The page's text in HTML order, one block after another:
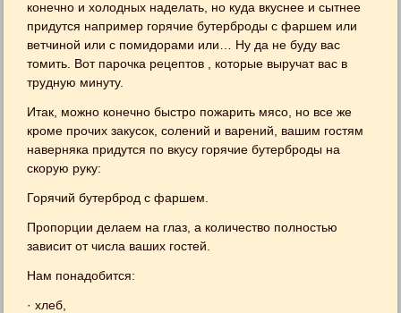
конечно и холодных наделать, но куда вкуснее и сытнее
придутся например горячие бутерброды с фаршем или
ветчиной или с помидорами или… Ну да не буду вас
томить. Вот парочка рецептов , которые выручат вас в
трудную минуту.
Итак, можно конечно быстро пожарить мясо, но все же
кроме прочих закусок, солений и варений, вашим гостям
наверняка придутся по вкусу горячие бутерброды на
скорую руку:
Горячий бутерброд с фаршем.
Пропорции делаем на глаз, а количество полностью
зависит от числа ваших гостей.
Нам понадобится:
· хлеб,